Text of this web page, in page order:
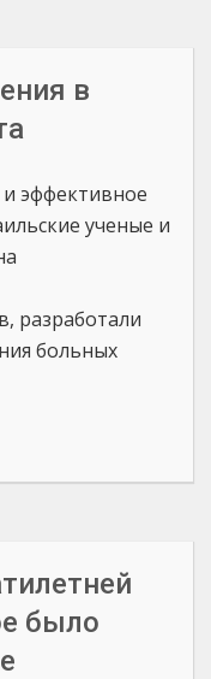
в
эффективное
ученые и
разработали
больных
было